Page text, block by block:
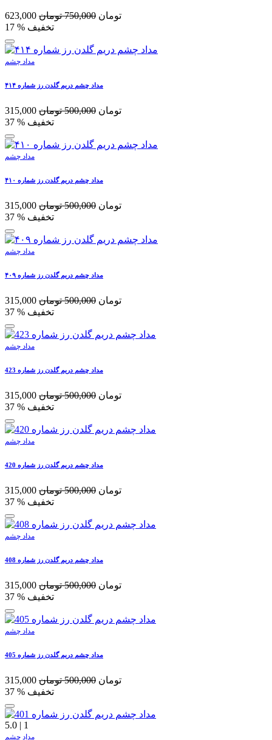
623,000 تومان 750,000تومان
17
% تخفیف
مداد چشم
مداد چشم دریم گلدن رز شماره ۴۱۴
315,000 تومان 500,000تومان
37
% تخفیف
مداد چشم
مداد چشم دریم گلدن رز شماره ۴۱۰
315,000 تومان 500,000تومان
37
% تخفیف
مداد چشم
مداد چشم دریم گلدن رز شماره ۴۰۹
315,000 تومان 500,000تومان
37
% تخفیف
مداد چشم
مداد چشم دریم گلدن رز شماره 423
315,000 تومان 500,000تومان
37
% تخفیف
مداد چشم
مداد چشم دریم گلدن رز شماره 420
315,000 تومان 500,000تومان
37
% تخفیف
مداد چشم
مداد چشم دریم گلدن رز شماره 408
315,000 تومان 500,000تومان
37
% تخفیف
مداد چشم
مداد چشم دریم گلدن رز شماره 405
315,000 تومان 500,000تومان
37
% تخفیف
5.0 | 1
مداد چشم